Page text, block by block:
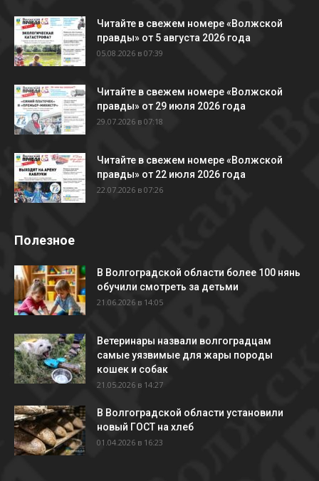
Читайте в свежем номере «Волжской
правды» от 5 августа 2026 года
05.08.2026 в 07:39
Читайте в свежем номере «Волжской
правды» от 29 июля 2026 года
29.07.2026 в 07:18
Читайте в свежем номере «Волжской
правды» от 22 июля 2026 года
22.07.2026 в 07:26
Полезное
В Волгоградской области более 100 нянь
обучили смотреть за детьми
21.06.2026 в 14:05
Ветеринары назвали волгоградцам
самые уязвимые для жары породы
кошек и собак
21.05.2026 в 14:27
В Волгоградской области установили
новый ГОСТ на хлеб
01.04.2026 в 16:23